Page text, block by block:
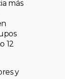
más
12
y